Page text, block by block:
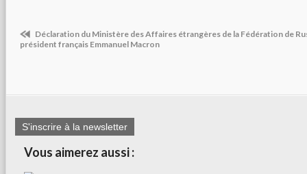
Déclaration du Ministère des Affaires étrangères de la Fédération de
président français Emmanuel Macron
S'inscrire à la newsletter
Vous aimerez aussi :